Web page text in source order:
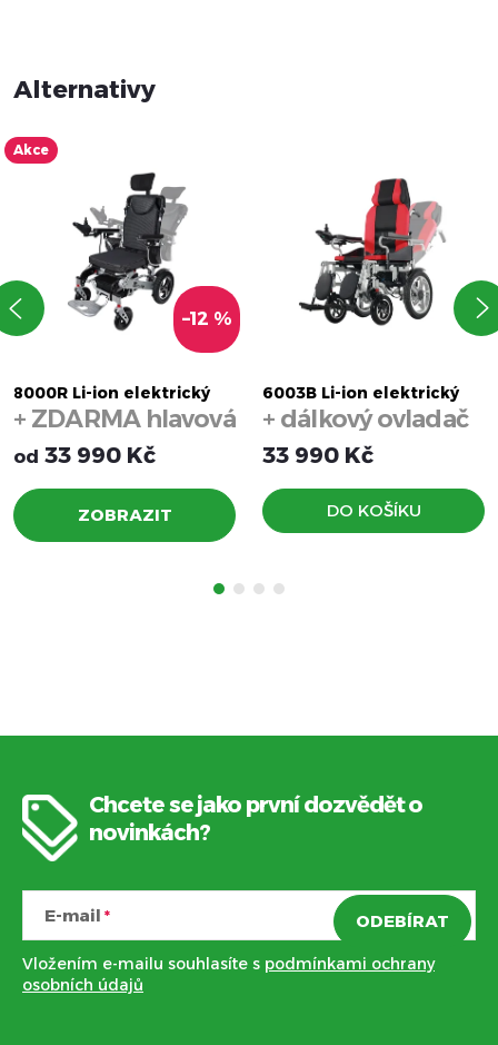
Akce
–12 %
8000R Li-ion elektrický
invalidní vozík
opěradla)
+ ZDARMA hlavová
opěrka
od 33 990 Kč
ZOBRAZIT
6003B Li-ion elektrický
invalidní vozík
(automatické polohování)
+ dálkový ovladač
33 990 Kč
DO KOŠÍKU
Z
á
p
a
Chcete se jako první dozvědět o
novinkách?
E-mail
Vložením e-mailu souhlasíte s podmínkami ochrany
osobních údajů
ODEBÍRAT